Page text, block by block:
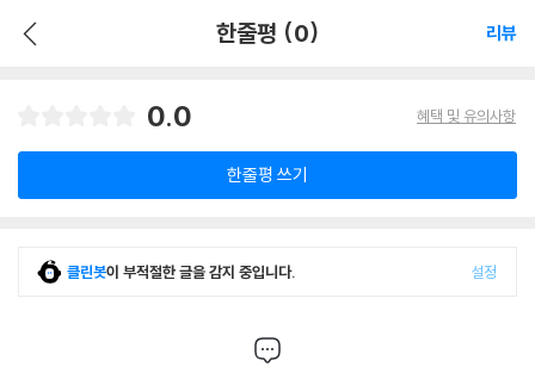
한줄평 (0) 리뷰
0.0 혜택 및 유의사항
한줄평 쓰기
클린봇이 부적절한 글을 감지 중입니다. 설정